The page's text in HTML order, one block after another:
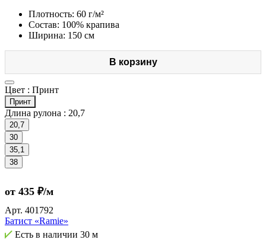
Плотность: 60 г/м²
Состав: 100% крапива
Ширина: 150 см
В корзину
Цвет : Принт
Принт
Длина рулона : 20,7
20,7
30
35,1
38
от 435 ₽/м
Арт. 401792
Батист «Ramie»
Есть в наличии 30 м